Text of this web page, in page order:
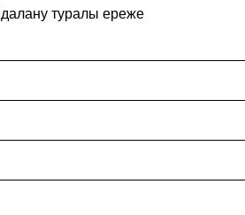
туралы ереже